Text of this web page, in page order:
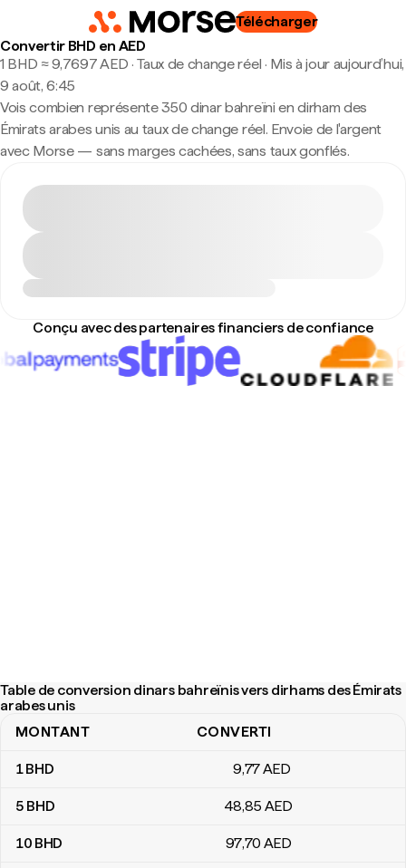
Télécharger
Convertir BHD en AED
1 BHD ≈ 9,7697 AED · Taux de change réel · Mis à jour aujourd’hui,
9 août, 6:45
Vois combien représente 350 dinar bahreïni en dirham des
Émirats arabes unis au taux de change réel. Envoie de l'argent
avec Morse — sans marges cachées, sans taux gonflés.
Conçu avec des partenaires financiers de confiance
Table de conversion dinars bahreïnis vers dirhams des Émirats
arabes unis
Table de conversion dinars bahreïnis vers dirhams des Émirats
MONTANT CONVERTI
1BHD 9,77AED
5 BHD 48,85 AED
10 BHD 97,70 AED